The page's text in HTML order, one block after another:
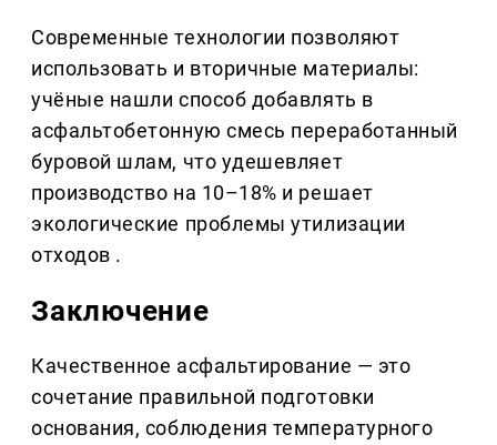
Современные технологии позволяют
использовать и вторичные материалы:
учёные нашли способ добавлять в
асфальтобетонную смесь переработанный
буровой шлам, что удешевляет
производство на 10–18% и решает
экологические проблемы утилизации
отходов .
Заключение
Качественное асфальтирование — это
сочетание правильной подготовки
основания, соблюдения температурного